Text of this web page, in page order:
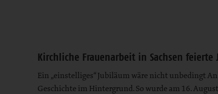
Bereich
Kirchliche Frauenarbeit in Sachsen feierte
Ein „einstelliges“ Jubiläum wäre nicht unbedingt
Geschichte im Hintergrund. So wurde am 16.